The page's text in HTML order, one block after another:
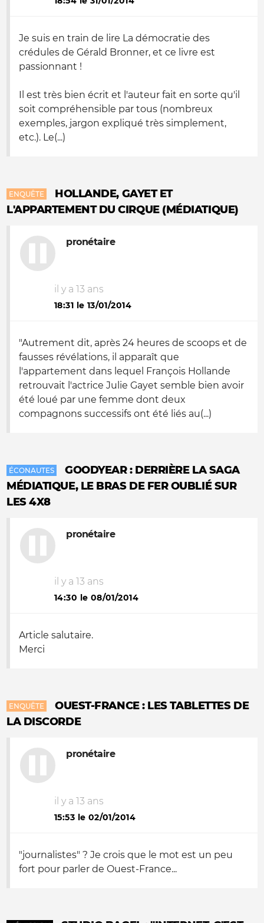
Je suis en train de lire La démocratie des
crédules de Gérald Bronner, et ce livre est
passionnant !
Il est très bien écrit et l'auteur fait en sorte qu'il
soit compréhensible par tous (nombreux
exemples, jargon expliqué très simplement,
etc.). Le(...)
ENQUÊTE
HOLLANDE, GAYET ET
L'APPARTEMENT DU CIRQUE (MÉDIATIQUE)
pronétaire
il y a 13 ans
18:31 le 13/01/2014
"Autrement dit, après 24 heures de scoops et de
fausses révélations, il apparaît que
l'appartement dans lequel François Hollande
retrouvait l'actrice Julie Gayet semble bien avoir
été loué par une femme dont deux
compagnons successifs ont été liés au(...)
ÉCONAUTES
GOODYEAR : DERRIÈRE LA SAGA
MÉDIATIQUE, LE BRAS DE FER OUBLIÉ SUR
LES 4X8
pronétaire
il y a 13 ans
14:30 le 08/01/2014
Article salutaire.
Merci
ENQUÊTE
OUEST-FRANCE : LES TABLETTES DE
LA DISCORDE
pronétaire
il y a 13 ans
15:53 le 02/01/2014
"journalistes" ? Je crois que le mot est un peu
fort pour parler de Ouest-France...